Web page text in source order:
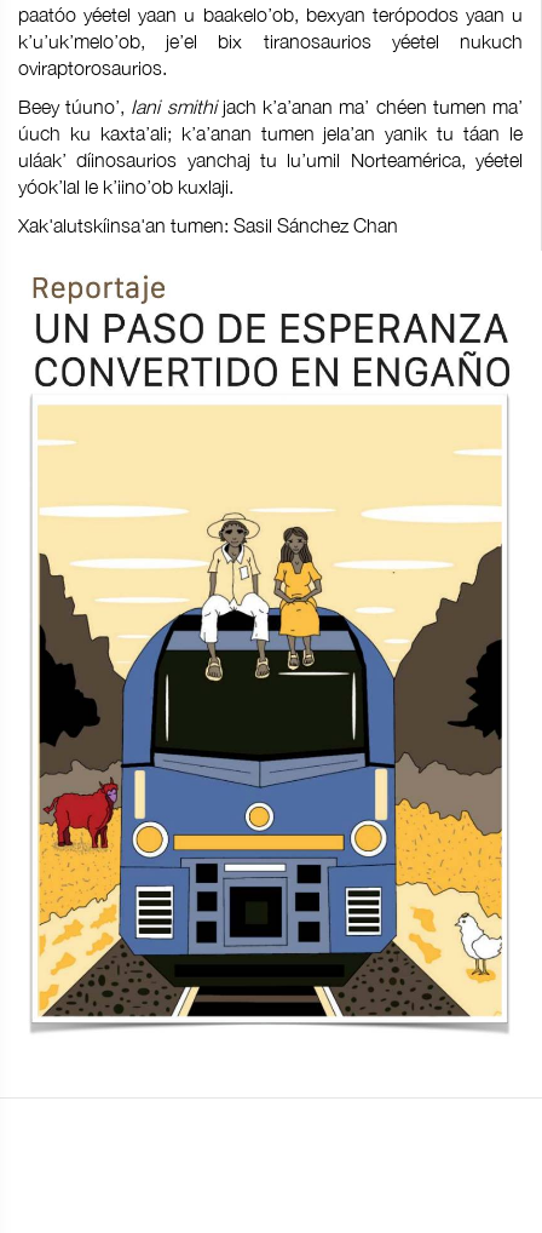
paatóo yéetel yaan u baakelo’ob, bexyan terópodos yaan u
k’u’uk’melo’ob, je’el bix tiranosaurios yéetel nukuch
oviraptorosaurios.
Beey túuno’, Iani smithi jach k’a’anan ma’ chéen tumen ma’
úuch ku kaxta’ali; k’a’anan tumen jela’an yanik tu táan le
uláak’ díinosaurios yanchaj tu lu’umil Norteamérica, yéetel
yóok’lal le k’iino’ob kuxlaji.
Xak'alutskíinsa'an tumen: Sasil Sánchez Chan